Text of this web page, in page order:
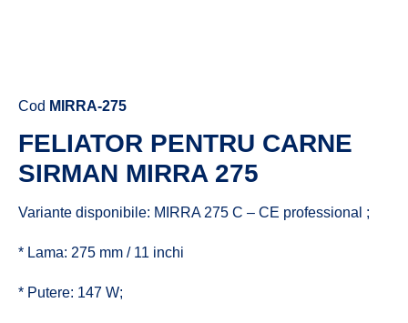
Cod MIRRA-275
FELIATOR PENTRU CARNE
SIRMAN MIRRA 275
Variante disponibile: MIRRA 275 C – CE professional ;
* Lama: 275 mm / 11 inchi
* Putere: 147 W;